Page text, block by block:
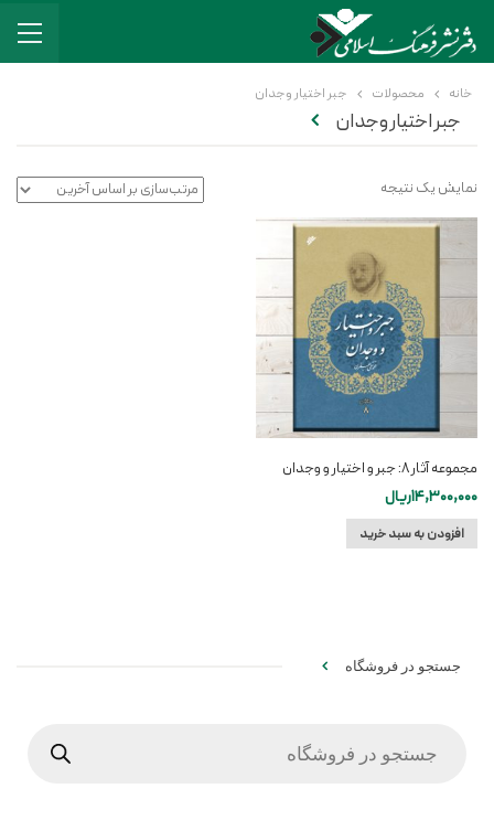
خانه محصولات جبر اختیار وجدان
جبر اختیار وجدان
نمایش یک نتیجه
مجموعه آثار ۸: جبر و اختیار و وجدان
14,300,000ریال
افزودن به سبد خرید
جستجو در فروشگاه